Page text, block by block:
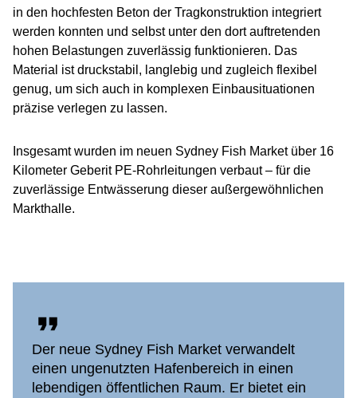
in den hochfesten Beton der Tragkonstruktion integriert
werden konnten und selbst unter den dort auftretenden
hohen Belastungen zuverlässig funktionieren. Das
Material ist druckstabil, langlebig und zugleich flexibel
genug, um sich auch in komplexen Einbausituationen
präzise verlegen zu lassen.
Insgesamt wurden im neuen Sydney Fish Market über 16
Kilometer Geberit PE-Rohrleitungen verbaut – für die
zuverlässige Entwässerung dieser außergewöhnlichen
Markthalle.
Der neue Sydney Fish Market verwandelt
einen ungenutzten Hafenbereich in einen
lebendigen öffentlichen Raum. Er bietet ein